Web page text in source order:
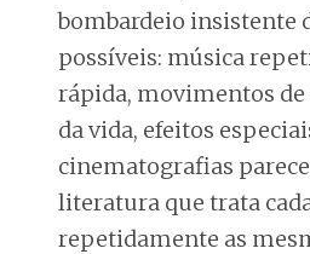
bombardeio insistente
possíveis: música
rápida, movimentos
da vida, efeitos
cinematografias
literatura que trata
repetidamente as